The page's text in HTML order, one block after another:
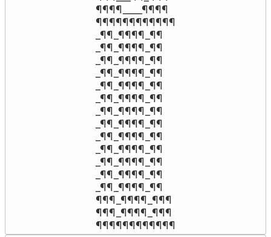
¶¶¶¶____¶¶¶¶
¶¶¶¶¶¶¶¶¶¶¶¶
_¶¶_¶¶¶¶_¶¶
_¶¶_¶¶¶¶_¶¶
_¶¶_¶¶¶¶_¶¶
_¶¶_¶¶¶¶_¶¶
_¶¶_¶¶¶¶_¶¶
_¶¶_¶¶¶¶_¶¶
_¶¶_¶¶¶¶_¶¶
_¶¶_¶¶¶¶_¶¶
_¶¶_¶¶¶¶_¶¶
_¶¶_¶¶¶¶_¶¶
_¶¶_¶¶¶¶_¶¶
_¶¶_¶¶¶¶_¶¶
_¶¶_¶¶¶¶_¶¶
¶¶¶_¶¶¶¶_¶¶¶
¶¶¶_¶¶¶¶_¶¶¶
¶¶¶¶¶¶¶¶¶¶¶¶